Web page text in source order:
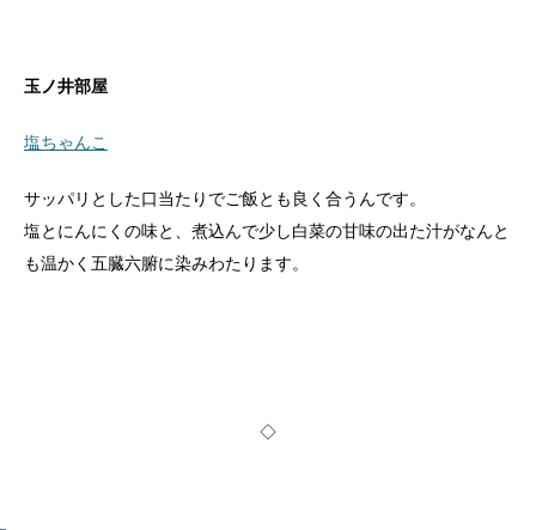
玉ノ井部屋
塩ちゃんこ
サッパリとした口当たりでご飯とも良く合うんです。
塩とにんにくの味と、煮込んで少し白菜の甘味の出た汁がなんと
も温かく五臓六腑に染みわたります。
◇